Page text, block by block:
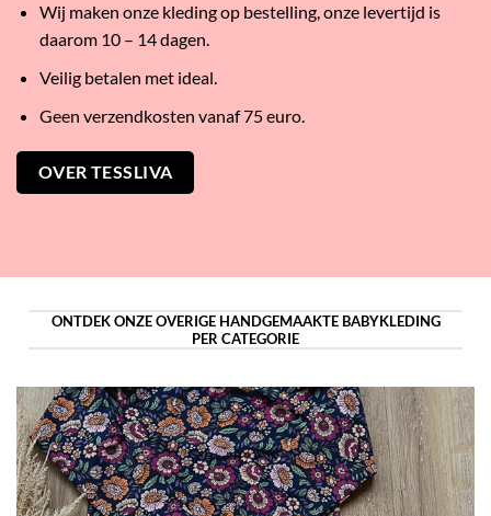
Wij maken onze kleding op bestelling, onze levertijd is
daarom 10 – 14 dagen.
Veilig betalen met ideal.
Geen verzendkosten vanaf 75 euro.
OVER TESSLIVA
ONTDEK ONZE OVERIGE HANDGEMAAKTE BABYKLEDING
PER CATEGORIE